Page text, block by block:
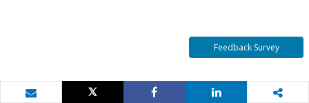
Feedback Survey